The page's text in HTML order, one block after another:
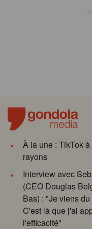
À la une : TikTok
rayons
Interview avec
(CEO Douglas
Bas) : "Je viens
C'est là que j'ai
l'efficacité"